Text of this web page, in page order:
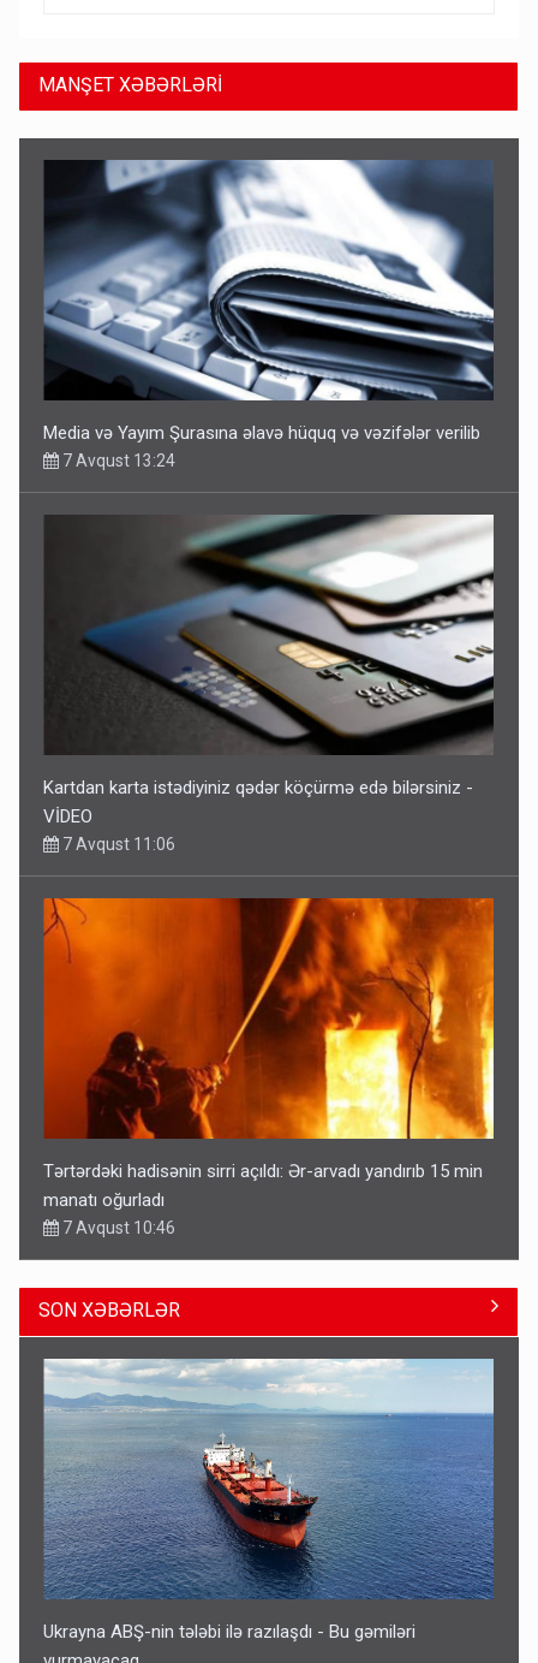
MANŞET XƏBƏRLƏRİ
Media və Yayım Şurasına əlavə hüquq və vəzifələr verilib
7 Avqust 13:24
Kartdan karta istədiyiniz qədər köçürmə edə bilərsiniz -
VİDEO
7 Avqust 11:06
Tərtərdəki hadisənin sirri açıldı: Ər-arvadı yandırıb 15 min
manatı oğurladı
7 Avqust 10:46
Azad edilən ərazilərdə ən çox bu rayonlara turist gedir –
Siyahı
SON XƏBƏRLƏR
Ukrayna ABŞ-nin tələbi ilə razılaşdı - Bu gəmiləri